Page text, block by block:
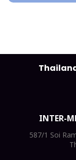
INTER-
587/1 Soi